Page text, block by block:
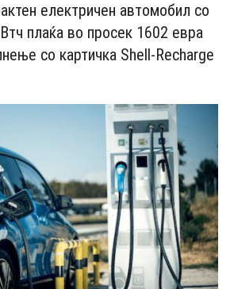
електричен автомобил со
плаќа во просек 1602 евра
со картичка Shell-Recharge